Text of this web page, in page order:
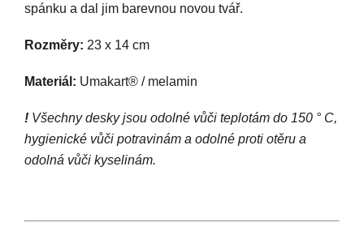
spánku a dal jim barevnou novou tvář.
Rozměry: 23 x 14 cm
Materiál: Umakart® / melamin
! Všechny desky jsou odolné vůči teplotám do 150 ° C,
hygienické vůči potravinám a odolné proti otěru a
odolná vůči kyselinám.